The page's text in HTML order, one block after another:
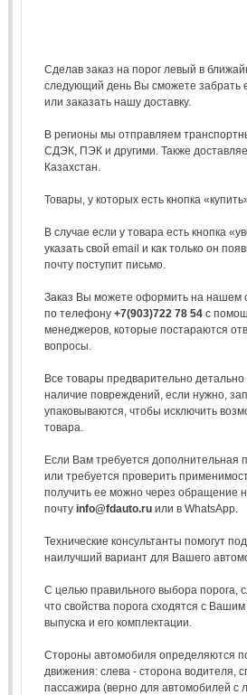
Сделав заказ на порог левый в
следующий день Вы сможете забрать
или заказать нашу доставку.
В регионы мы отправляем
СДЭК, ПЭК и другими. Также
Казахстан.
Товары, у которых есть кнопка
В случае если у товара есть кнопка
указать свой email и как только он
почту поступит письмо.
Заказ Вы можете оформить на нашем
по телефону +7(903)722 78 54с
менеджеров, которые постараются
вопросы.
Все товары предварительно
наличие повреждений, если нужно,
упаковываются, чтобы исключить
товара.
Если Вам требуется дополнительная
или требуется проверить
получить ее можно через обращение
почту info@fdauto.ruили в WhatsApp.
Технические консультанты помогут
наилучший вариант для Вашего
С целью правильного выбора порога,
что свойства порога сходятся с
выпуска и его комплектации.
Стороны автомобиля определяются
движения: слева - сторона водителя,
пассажира (верно для автомобилей с